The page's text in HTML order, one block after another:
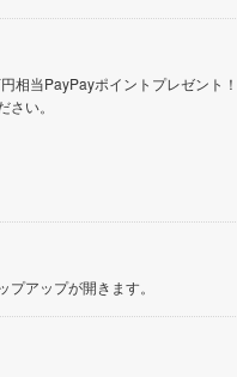
相当PayPayポイントプレゼント
さい。
アップが開きます。